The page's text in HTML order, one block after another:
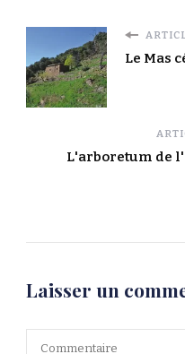
Le Mas
L'arboretum de
Laisser un